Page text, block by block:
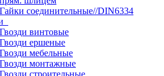
Гайки соединительные//DIN6334
Гвозди винтовые
Гвозди ершеные
Гвозди мебельные
Гвозди монтажные
Гвозди строительные